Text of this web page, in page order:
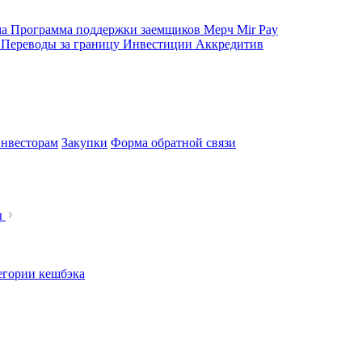
Программа поддержки заемщиков Мерч Mir Pay
Переводы за границу Инвестиции Аккредитив
Закупки Форма обратной связи
кешбэка